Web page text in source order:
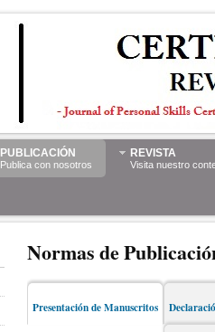
PUBLICACIÓN
Publica con nosotros
REVISTA
Visita nuestro
Normas de
Presentación de Manuscritos